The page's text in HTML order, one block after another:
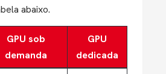
abaixo.
GPU sob
demanda
GPU
dedicada